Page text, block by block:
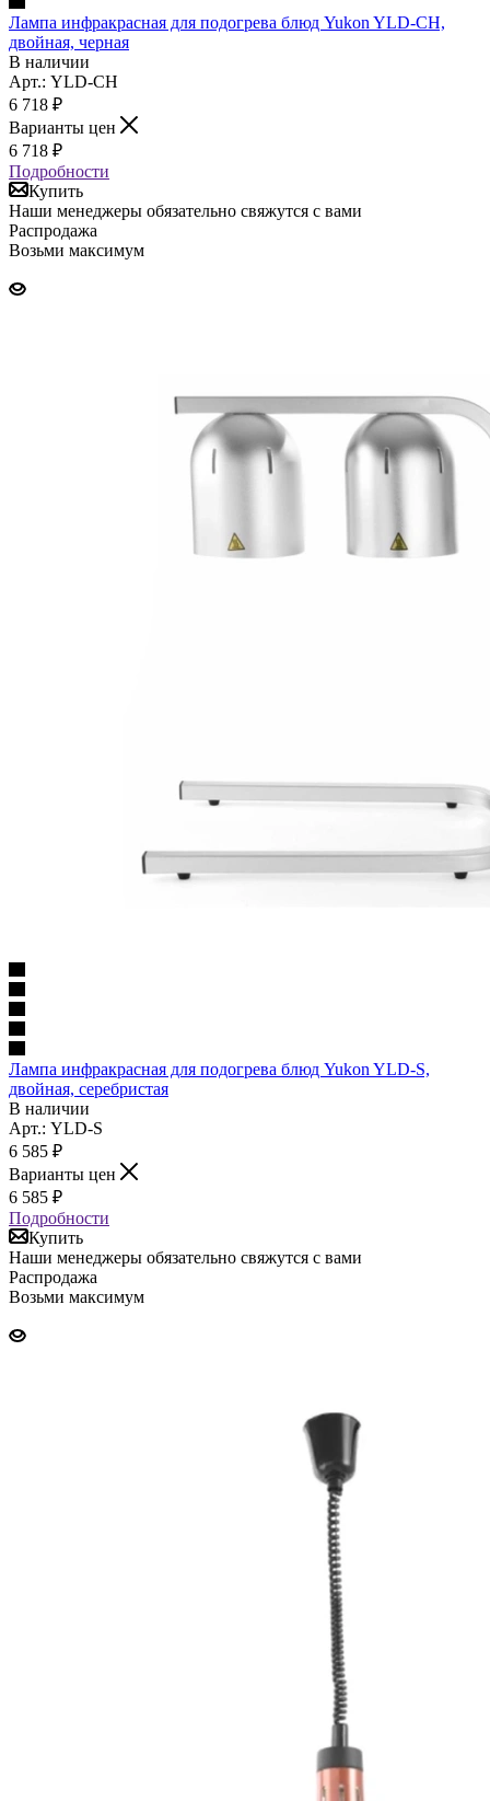
Лампа инфракрасная для подогрева блюд Yukon YLD-CH,
двойная, черная
В наличии
Арт.: YLD-CH
6 718 ₽
Варианты цен
6 718 ₽
Подробности
Купить
Наши менеджеры обязательно свяжутся с вами
Распродажа
Возьми максимум
Лампа инфракрасная для подогрева блюд Yukon YLD-S,
двойная, серебристая
В наличии
Арт.: YLD-S
6 585 ₽
Варианты цен
6 585 ₽
Подробности
Купить
Наши менеджеры обязательно свяжутся с вами
Распродажа
Возьми максимум